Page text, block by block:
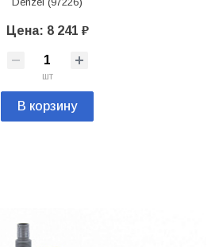
Цена: 8 241 ₽
шт
В корзину